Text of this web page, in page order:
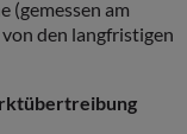
(gemessen am
den langfristigen